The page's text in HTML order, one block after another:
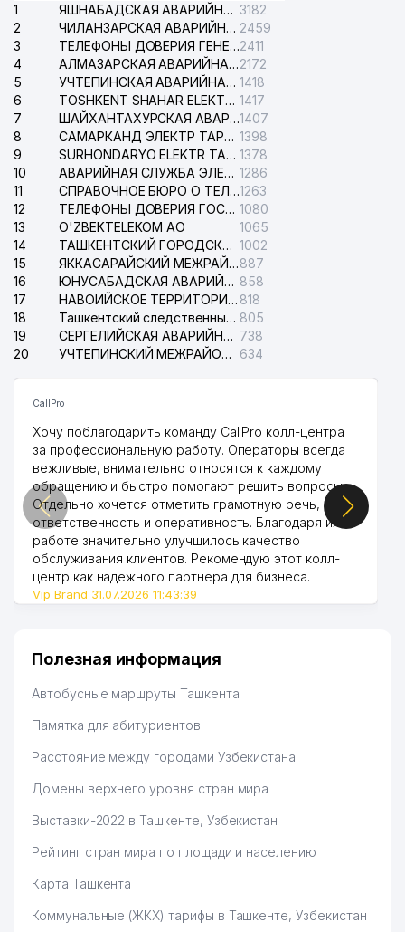
1 ЯШНАБАДСКАЯ АВАРИЙНАЯ СЛУЖБА ЭЛЕКТРОСЕТИ 3182
2
ЧИЛАНЗАРСКАЯ АВАРИЙНАЯ СЛУЖБА ЭЛЕКТРОСЕТИ 2459
3
ТЕЛЕФОНЫ ДОВЕРИЯ ГЕНЕРАЛЬНОЙ ПРОКУРАТУРЫ РЕСПУБЛИКИ УЗБЕКИСТАН2411
4
АЛМАЗАРСКАЯ АВАРИЙНАЯ СЛУЖБА ЭЛЕКТРОСЕТИ2172
5
УЧТЕПИНСКАЯ АВАРИЙНАЯ СЛУЖБА ЭЛЕКТРОСЕТИ 1418
6
TOSHKENT SHAHAR ELEKTR TARMOQLARI KORXONASI АО 1417
7
ШАЙХАНТАХУРСКАЯ АВАРИЙНАЯ СЛУЖБА ЭЛЕКТРОСЕТИ1407
8
САМАРКАНД ЭЛЕКТР ТАРМОКЛАРИ АО 1398
9
SURHONDARYO ELEKTR TARMOKLARI АО 1378
10
АВАРИЙНАЯ СЛУЖБА ЭЛЕКТРОСЕТИ ТАШКЕНТСКОГО РАЙОНА 1286
11
СПРАВОЧНОЕ БЮРО О ТЕЛЕФОНАХ ОРГАНИЗАЦИЙ г. ТАШКЕНТА1263
12
ТЕЛЕФОНЫ ДОВЕРИЯ ГОСУДАРСТВЕННОГО ЦЕНТРА ТЕСТИРОВАНИЯ 1080
13
O'ZBEKTELEKOM АО
1065
14
ТАШКЕНТСКИЙ ГОРОДСКОЙ СУД ПО ГРАЖДАНСКИМ ДЕЛАМ 1002
15
ЯККАСАРАЙСКИЙ МЕЖРАЙОННЫЙ СУД ПО ГРАЖДАНСКИМ ДЕЛАМ887
16
ЮНУСАБАДСКАЯ АВАРИЙНАЯ СЛУЖБА ЭЛЕКТРОСЕТИ 858
17
НАВОИЙСКОЕ ТЕРРИТОРИАЛЬНОЕ ПРЕДПРИЯТИЕ ЭЛЕКТРОСЕТИ АО 818
18
Ташкентский следственный изолятор 805
19
СЕРГЕЛИЙСКАЯ АВАРИЙНАЯ СЛУЖБА ЭЛЕКТРОСЕТИ 738
20
УЧТЕПИНСКИЙ МЕЖРАЙОННЫЙ СУД ПО ГРАЖДАНСКИМ ДЕЛАМ 634
CallPro
Хочу поблагодарить команду CallPro колл-центра
за профессиональную работу. Операторы всегда
вежливые, внимательно относятся к каждому
обращению и быстро помогают решить вопросы.
Отдельно хочется отметить грамотную речь,
ответственность и оперативность. Благодаря их
работе значительно улучшилось качество
обслуживания клиентов. Рекомендую этот колл-
центр как надежного партнера для бизнеса.
Vip Brand 31.07.2026 11:43:39
Полезная информация
Автобусные маршруты Ташкента
Памятка для абитуриентов
Расстояние между городами Узбекистана
Домены верхнего уровня стран мира
Выставки-2022 в Ташкенте, Узбекистан
Рейтинг стран мира по площади и населению
Карта Ташкента
Коммунальные (ЖКХ) тарифы в Ташкенте, Узбекистан